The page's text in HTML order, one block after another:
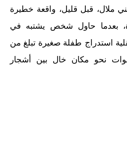
ملال، قبل قليل، واقعة خطيرة
بعدما حاول شخص يشتبه في
استدراج طفلة صغيرة تبلغ من
نحو مكان خال بين أشجار